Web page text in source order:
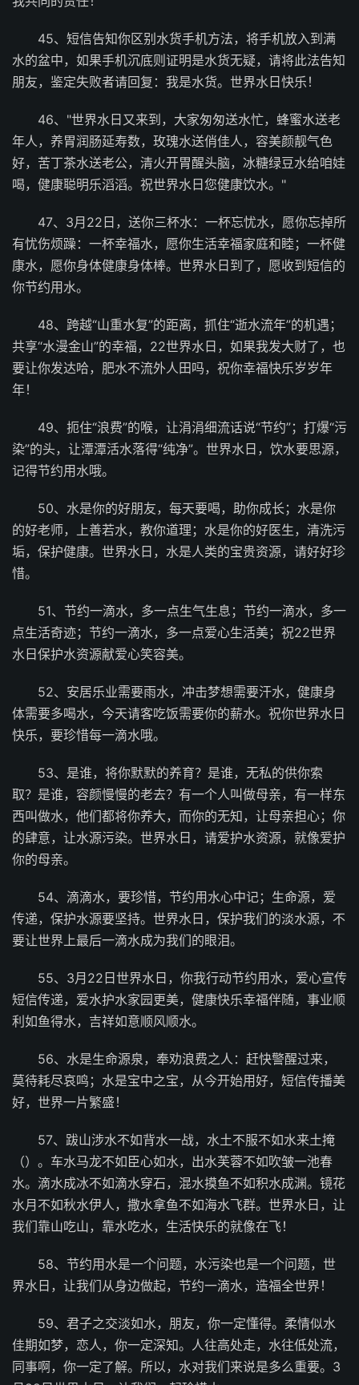
45、短信告知你区别水货手机方法，将手机放入到满
水的盆中，如果手机沉底则证明是水货无疑，请将此法告知
朋友，鉴定失败者请回复：我是水货。世界水日快乐！
46、"世界水日又来到，大家匆匆送水忙，蜂蜜水送老
年人，养胃润肠延寿数，玫瑰水送俏佳人，容美颜靓气色
好，苦丁茶水送老公，清火开胃醒头脑，冰糖绿豆水给咱娃
喝，健康聪明乐滔滔。祝世界水日您健康饮水。"
47、3月22日，送你三杯水：一杯忘忧水，愿你忘掉所
有忧伤烦躁：一杯幸福水，愿你生活幸福家庭和睦；一杯健
康水，愿你身体健康身体棒。世界水日到了，愿收到短信的
你节约用水。
48、跨越“山重水复”的距离，抓住“逝水流年”的机遇；
共享“水漫金山”的幸福，22世界水日，如果我发大财了，也
要让你发达哈，肥水不流外人田吗，祝你幸福快乐岁岁年
年！
49、扼住“浪费”的喉，让涓涓细流话说“节约”；打爆“污
染”的头，让潭潭活水落得“纯净”。世界水日，饮水要思源，
记得节约用水哦。
50、水是你的好朋友，每天要喝，助你成长；水是你
的好老师，上善若水，教你道理；水是你的好医生，清洗污
垢，保护健康。世界水日，水是人类的宝贵资源，请好好珍
惜。
51、节约一滴水，多一点生气生息；节约一滴水，多一
点生活奇迹；节约一滴水，多一点爱心生活美；祝22世界
水日保护水资源献爱心笑容美。
52、安居乐业需要雨水，冲击梦想需要汗水，健康身
体需要多喝水，今天请客吃饭需要你的薪水。祝你世界水日
快乐，要珍惜每一滴水哦。
53、是谁，将你默默的养育？是谁，无私的供你索
取？是谁，容颜慢慢的老去？有一个人叫做母亲，有一样东
西叫做水，他们都将你养大，而你的无知，让母亲担心；你
的肆意，让水源污染。世界水日，请爱护水资源，就像爱护
你的母亲。
54、滴滴水，要珍惜，节约用水心中记；生命源，爱
传递，保护水源要坚持。世界水日，保护我们的淡水源，不
要让世界上最后一滴水成为我们的眼泪。
55、3月22日世界水日，你我行动节约用水，爱心宣传
短信传递，爱水护水家园更美，健康快乐幸福伴随，事业顺
利如鱼得水，吉祥如意顺风顺水。
56、水是生命源泉，奉劝浪费之人：赶快警醒过来，
莫待耗尽哀鸣；水是宝中之宝，从今开始用好，短信传播美
好，世界一片繁盛！
57、跋山涉水不如背水一战，水土不服不如水来土掩
（）。车水马龙不如臣心如水，出水芙蓉不如吹皱一池春
水。滴水成冰不如滴水穿石，混水摸鱼不如积水成渊。镜花
水月不如秋水伊人，撒水拿鱼不如海水飞群。世界水日，让
我们靠山吃山，靠水吃水，生活快乐的就像在飞！
58、节约用水是一个问题，水污染也是一个问题，世
界水日，让我们从身边做起，节约一滴水，造福全世界！
59、君子之交淡如水，朋友，你一定懂得。柔情似水
佳期如梦，恋人，你一定深知。人往高处走，水往低处流，
同事啊，你一定了解。所以，水对我们来说是多么重要。3